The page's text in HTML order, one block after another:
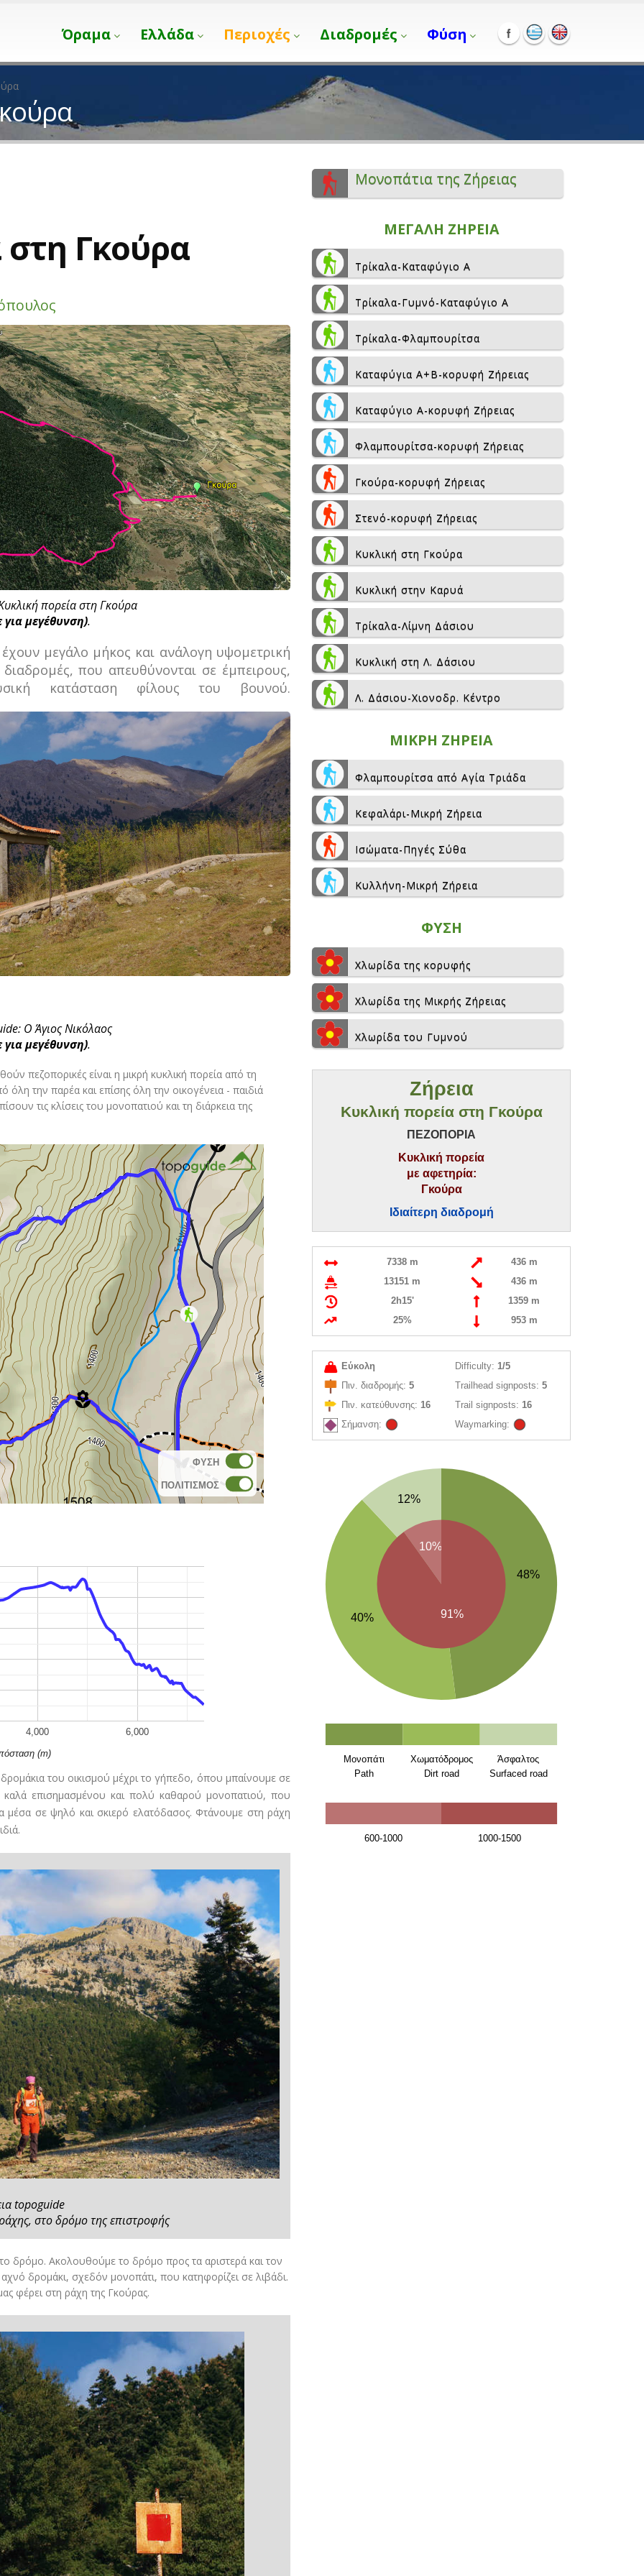
Όραμα Ελλάδα Περιοχές Διαδρομές Φύση
στη Γκούρα
πορεία στη Γκούρα
μεγέθυνση).
μεγάλο μήκος και ανάλογη υψομετρική
διαδρομές, που απευθύνονται σε έμπειρους,
κατάσταση φίλους του βουνού.
Ο Άγιος Νικόλαος
μεγέθυνση).
πεζοπορικές είναι η μικρή κυκλική πορεία από τη
την παρέα και επίσης όλη την οικογένεια - παιδιά
τις κλίσεις του μονοπατιού και τη διάρκεια της
ΦΥΣΗ
ΠΟΛΙΤΙΣΜΟΣ
4,000 6,000
(m)
του οικισμού μέχρι το γήπεδο, όπου μπαίνουμε σε
επισημασμένου και πολύ καθαρού μονοπατιού, που
σε ψηλό και σκιερό ελατόδασος. Φτάνουμε στη ράχη
topoguide
στο δρόμο της επιστροφής
το δρόμο. Ακολουθούμε το δρόμο προς τα αριστερά και τον
δρομάκι, σχεδόν μονοπάτι, που κατηφορίζει σε λιβάδι.
φέρει στη ράχη της Γκούρας.
Μονοπάτια της Ζήρειας
ΜΕΓΑΛΗ ΖΗΡΕΙΑ
Τρίκαλα-Καταφύγιο Α
Τρίκαλα-Γυμνό-Καταφύγιο Α
Τρίκαλα-Φλαμπουρίτσα
Καταφύγια Α+Β-κορυφή Ζήρειας
Καταφύγιο Α-κορυφή Ζήρειας
Φλαμπουρίτσα-κορυφή Ζήρειας
Γκούρα-κορυφή Ζήρειας
Στενό-κορυφή Ζήρειας
Κυκλική στη Γκούρα
Κυκλική στην Καρυά
Τρίκαλα-Λίμνη Δάσιου
Κυκλική στη Λ. Δάσιου
Λ. Δάσιου-Χιονοδρ. Κέντρο
ΜΙΚΡΗ ΖΗΡΕΙΑ
Φλαμπουρίτσα από Αγία Τριάδα
Κεφαλάρι-Μικρή Ζήρεια
Ισώματα-Πηγές Σύθα
Κυλλήνη-Μικρή Ζήρεια
ΦΥΣΗ
Χλωρίδα της κορυφής
Χλωρίδα της Μικρής Ζήρειας
Χλωρίδα του Γυμνού
Ζήρεια
Κυκλική πορεία στη Γκούρα
ΠΕΖΟΠΟΡΙΑ
Κυκλική πορεία
με αφετηρία:
Γκούρα
Ιδιαίτερη διαδρομή
7338 m
436 m
13151 m
436 m
2h15'
1359 m
25%
953 m
Εύκολη Difficulty:1/5
Πιν. διαδρομής: 5 Trailhead signposts:5
Πιν. κατεύθυνσης: 16 Trail signposts:16
Σήμανση:
Waymarking:
48%
40%
12%
Μονοπάτι Χωματόδρομος
Άσφαλτος
Path
Dirt road Surfaced road
10%
91%
600-1000 1000-1500